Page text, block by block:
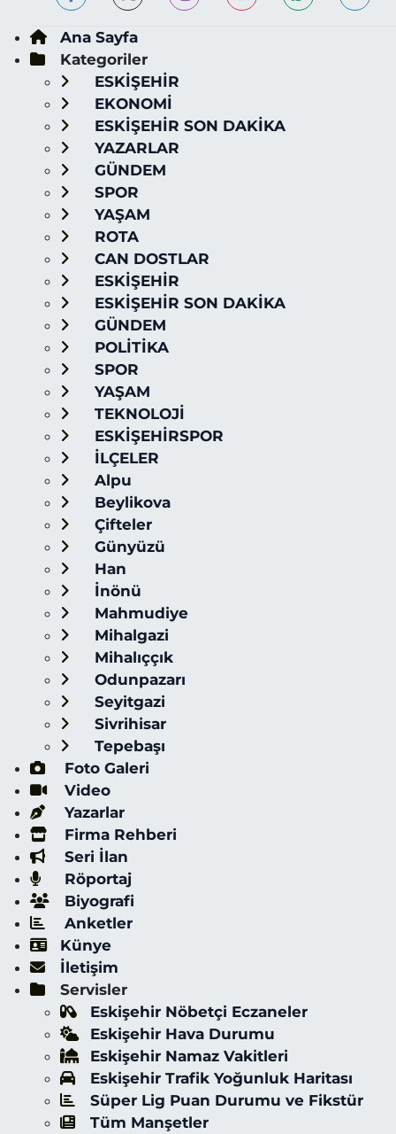
Ana Sayfa
Kategoriler
ESKİŞEHİR
EKONOMİ
ESKİŞEHİR SON DAKİKA
YAZARLAR
GÜNDEM
SPOR
YAŞAM
ROTA
CAN DOSTLAR
ESKİŞEHİR
ESKİŞEHİR SON DAKİKA
GÜNDEM
POLİTİKA
SPOR
YAŞAM
TEKNOLOJİ
ESKİŞEHİRSPOR
İLÇELER
Alpu
Beylikova
Çifteler
Günyüzü
Han
İnönü
Mahmudiye
Mihalgazi
Mihalıççık
Odunpazarı
Seyitgazi
Sivrihisar
Tepebaşı
Foto Galeri
Video
Yazarlar
Firma Rehberi
Seri İlan
Röportaj
Biyografi
Anketler
Künye
İletişim
Servisler
Eskişehir Nöbetçi Eczaneler
Eskişehir Hava Durumu
Eskişehir Namaz Vakitleri
Eskişehir Trafik Yoğunluk Haritası
Süper Lig Puan Durumu ve Fikstür
Tüm Manşetler